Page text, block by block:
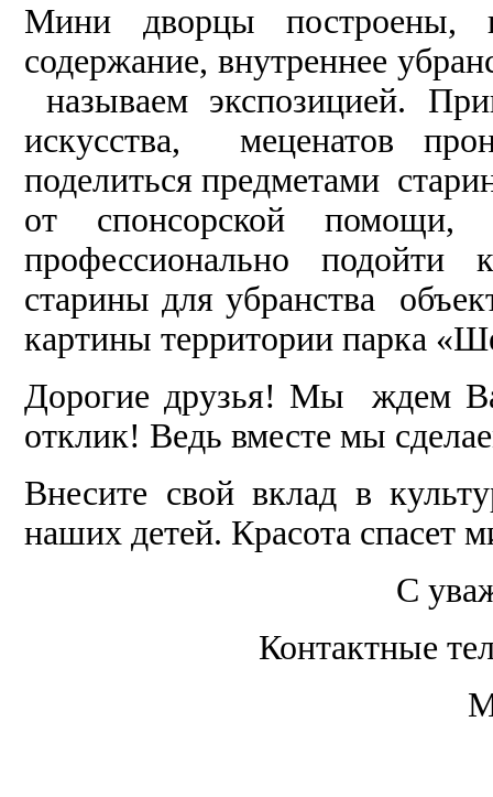
Мини дворцы построены,
содержание, внутреннее
называем экспозицией.
искусства, меценатов
поделиться предметами
от спонсорской помощи,
профессионально подойти
старины для убранства
картины территории парка
Дорогие друзья! Мы ждем
отклик! Ведь вместе мы
Внесите свой вклад в
наших детей. Красота спасет
С
Контактные